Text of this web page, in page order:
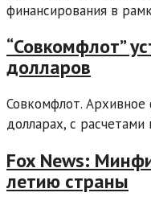
финансирования в
“Совкомфлот”
долларов
Совкомфлот.
долларах, с
Fox News:
летию страны